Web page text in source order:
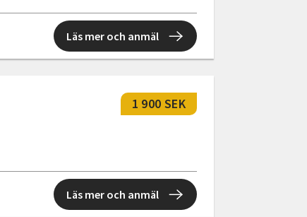
Läs mer och anmäl
1 900 SEK
Läs mer och anmäl